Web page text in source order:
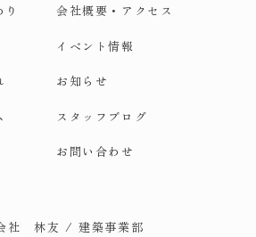
会社概要・アクセス
イベント情報
お知らせ
スタッフブログ
お問い合わせ
社 林友 / 建築事業部